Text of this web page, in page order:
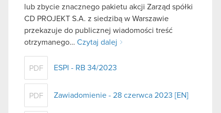
lub zbycie znacznego pakietu akcji Zarząd spółki
CD PROJEKT S.A. z siedzibą w Warszawie
przekazuje do publicznej wiadomości treść
otrzymanego… Czytaj dalej
PDF ESPI - RB 34/2023
PDF Zawiadomienie - 28 czerwca 2023 [EN]